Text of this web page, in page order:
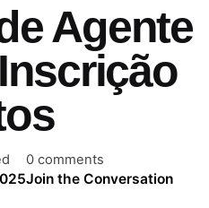
Agente
0 comments
Join the Conversation